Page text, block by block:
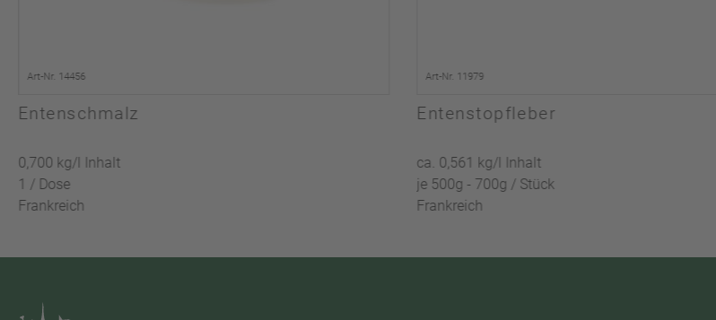
Art-Nr. 14456
Entenschmalz
0,700 kg/l Inhalt
1 / Dose
Frankreich
Art-Nr. 11979
Entenstopfleber
ca. 0,561 kg/l Inhalt
je 500g - 700g / Stück
Frankreich